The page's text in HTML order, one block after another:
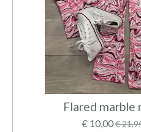
Flared marble
€ 10,00€